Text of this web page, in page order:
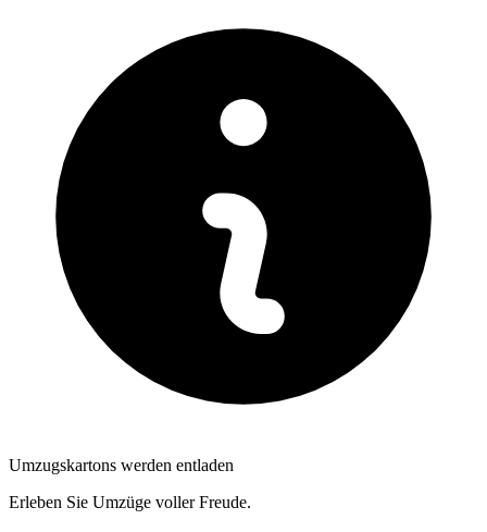
Umzugskartons werden entladen
Erleben Sie Umzüge voller Freude.